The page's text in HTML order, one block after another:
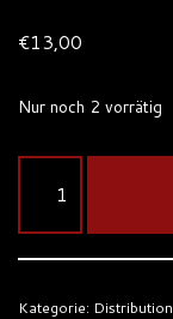
€13,00
Nur noch 2 vorrätig
Kategorie: Distribution